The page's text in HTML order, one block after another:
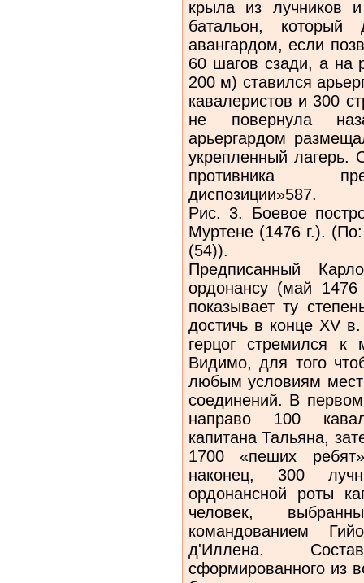
крыла из лучников
батальон,
авангардом, если
60 шагов сзади, а на
200 м) ставился
кавалеристов и 300
не повернула
арьергардом
укрепленный лагерь.
противника
диспозиции»587.
Рис. 3. Боевое
Муртене (1476 г.).
(54)).
Предписанный
ордонансу (май
показывает ту
достичь в конце XV
герцог стремился к
Видимо, для того
любым условиям
соединений. В
направо 100
капитана Тальяна,
1700 «пеших
наконец, 300
ордонансной роты
человек,
командованием
д'Иллена.
сформированного из